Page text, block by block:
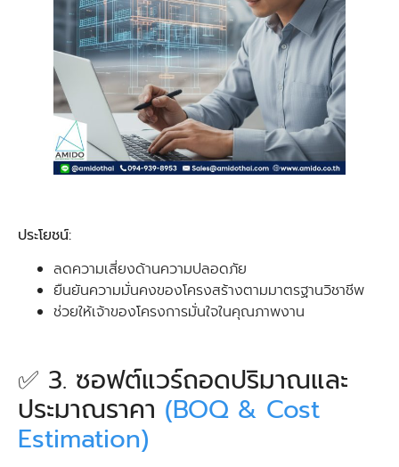
ประโยชน์:
ลดความเสี่ยงด้านความปลอดภัย
ยืนยันความมั่นคงของโครงสร้างตามมาตรฐานวิชาชีพ
ช่วยให้เจ้าของโครงการมั่นใจในคุณภาพงาน
✅ 3. ซอฟต์แวร์ถอดปริมาณและ
ประมาณราคา (BOQ & Cost
Estimation)